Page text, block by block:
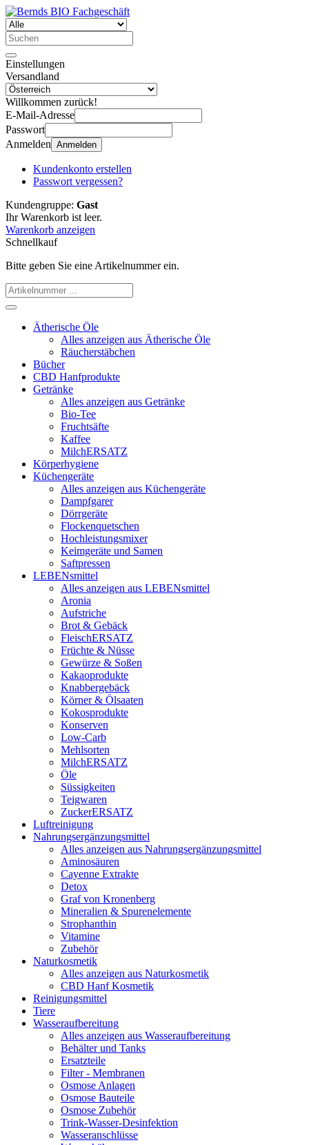
Einstellungen
Versandland
Willkommen zurück!
E-Mail-Adresse
Passwort
Anmelden Anmelden
Kundenkonto erstellen
Passwort vergessen?
Kundengruppe: Gast
Ihr Warenkorb ist leer.
Warenkorb anzeigen
Schnellkauf
Bitte geben Sie eine Artikelnummer ein.
Ätherische Öle
Alles anzeigen aus Ätherische Öle
Räucherstäbchen
Bücher
CBD Hanfprodukte
Getränke
Alles anzeigen aus Getränke
Bio-Tee
Fruchtsäfte
Kaffee
MilchERSATZ
Körperhygiene
Küchengeräte
Alles anzeigen aus Küchengeräte
Dampfgarer
Dörrgeräte
Flockenquetschen
Hochleistungsmixer
Keimgeräte und Samen
Saftpressen
LEBENsmittel
Alles anzeigen aus LEBENsmittel
Aronia
Aufstriche
Brot & Gebäck
FleischERSATZ
Früchte & Nüsse
Gewürze & Soßen
Kakaoprodukte
Knabbergebäck
Körner & Ölsaaten
Kokosprodukte
Konserven
Low-Carb
Mehlsorten
MilchERSATZ
Öle
Süssigkeiten
Teigwaren
ZuckerERSATZ
Luftreinigung
Nahrungsergänzungsmittel
Alles anzeigen aus Nahrungsergänzungsmittel
Aminosäuren
Cayenne Extrakte
Detox
Graf von Kronenberg
Mineralien & Spurenelemente
Strophanthin
Vitamine
Zubehör
Naturkosmetik
Alles anzeigen aus Naturkosmetik
CBD Hanf Kosmetik
Reinigungsmittel
Tiere
Wasseraufbereitung
Alles anzeigen aus Wasseraufbereitung
Behälter und Tanks
Ersatzteile
Filter - Membranen
Osmose Anlagen
Osmose Bauteile
Osmose Zubehör
Trink-Wasser-Desinfektion
Wasseranschlüsse